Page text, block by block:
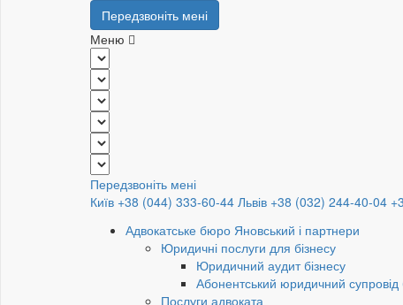
Передзвоніть мені
Меню
Передзвоніть мені
Київ +38 (044) 333-60-44 Львів +38 (032) 244-40-04
Адвокатське бюро Яновський і партнери
Юридичні послуги для бізнесу
Юридичний аудит бізнесу
Абонентський юридичний супровід
Послуги адвоката